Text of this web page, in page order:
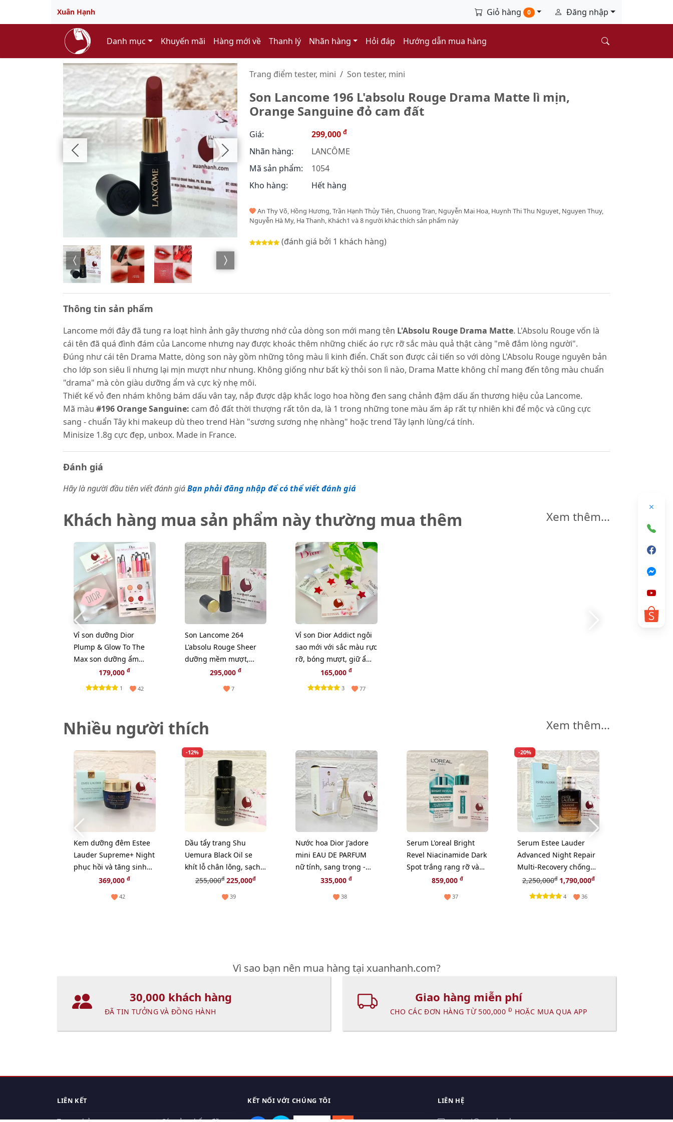
Xuân Hạnh Giỏ hàng 0 Đăng nhập
Danh mục Khuyến mãi Hàng mới về Thanh lý Nhãn hàng Hỏi đáp Hướng dẫn mua hàng
Trang điểm tester, mini Son tester, mini
Son Lancome 196 L'absolu Rouge Drama Matte lì mịn,
Orange Sanguine đỏ cam đất
Giá: 299,000 đ
Nhãn hàng:
LANCÔME
Mã sản phẩm:
1054
Kho hàng:
Hết hàng
An Thy Võ, Hồng Hương, Trần Hạnh Thủy Tiên, Chuong Tran, Nguyễn Mai Hoa, Huynh Thi Thu Nguyet, Nguyen Thuy,
Nguyễn Hà My, Ha Thanh, Khách1 và 8 người khác thích sản phẩm này
(đánh giá bởi 1 khách hàng)
Thông tin sản phẩm
Lancome mới đây đã tung ra loạt hình ảnh gây thương nhớ của dòng son mới mang tên L'Absolu Rouge Drama Matte. L'Absolu Rouge vốn là
cái tên đã quá đình đám của Lancome nhưng nay được khoác thêm những chiếc áo rực rỡ sắc màu quả thật càng "mê đắm lòng người".
Đúng như cái tên Drama Matte, dòng son này gồm những tông màu lì kinh điển. Chất son được cải tiến so với dòng L'Absolu Rouge nguyên bản
cho lớp son siêu lì nhưng lại mịn mượt như nhung. Không giống như bất kỳ thỏi son lì nào, Drama Matte không chỉ mang đến tông màu chuẩn
"drama" mà còn giàu dưỡng ẩm và cực kỳ nhẹ môi.
Thiết kế vỏ đen nhám không bám dấu vân tay, nắp được dập khắc logo hoa hồng đen sang chảnh đậm dấu ấn thương hiệu của Lancome.
Mã màu #196 Orange Sanguine: cam đỏ đất thời thượng rất tôn da, là 1 trong những tone màu ấm áp rất tự nhiên khi để mộc và cũng cực
sang - chuẩn Tây khi makeup dù theo trend Hàn "sương sương nhẹ nhàng" hoặc trend Tây lạnh lùng/cá tính.
Minisize 1.8g cực đẹp, unbox. Made in France.
Đánh giá
Hãy là người đầu tiên viết đánh giáBạn phải đăng nhập để có thể viết đánh giá
Khách hàng mua sản phẩm này thường mua thêm Xem thêm...
Vỉ son dưỡng Dior
Plump & Glow To The
Max son dưỡng ẩm
tăng sắc cho môi 2in1
179,000đ
1 42
Son Lancome 264
L'absolu Rouge Sheer
dưỡng mềm mượt,
hồng đất cực xinh, mini
295,000 đ
7
Vỉ son Dior Addict ngôi
sao mới với sắc màu rực
rỡ, bóng mượt, giữ ẩm
165,000đ
3 77
Nhiều người thích Xem thêm...
Kem dưỡng đêm Estee
Lauder Supreme+ Night
phục hồi và tăng sinh
Collagen, 15ml (New)
369,000đ
42
-12%
Dầu tẩy trang Shu
Uemura Black Oil se
khít lỗ chân lông, sạch
bã nhờn - 50ml
255,000đ225,000đ
39
Nước hoa Dior J'adore
mini EAU DE PARFUM
nữ tính, sang trọng -
EDP, 5ml.335,000đ
38
Serum L'oreal Bright
Revel Niacinamide Dark
Spot trắng rạng rỡ và
giảm sạm nám, 30ml
859,000đ
37
-20%
Serum Estee Lauder
Advanced Night Repair
Multi-Recovery chống
lão hóa chuyên sâu,
50ml
2,250,000đ1,790,000đ
4 36
Vì sao bạn nên mua hàng tại xuanhanh.com?
30,000 khách hàng
ĐÃ TIN TƯỞNG VÀ ĐỒNG HÀNH
Giao hàng miễn phí
CHO CÁC ĐƠN HÀNG TỪ 500,000 Đ HOẶC MUA QUA APP
LIÊN KẾT KẾT NỐI VỚI CHÚNG TÔI LIÊN HỆ